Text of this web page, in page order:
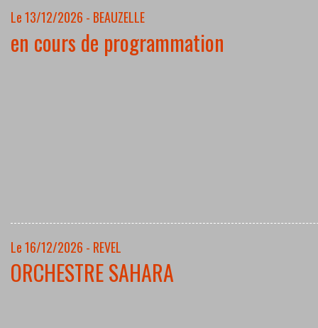
Le 13/12/2026 - BEAUZELLE
en cours de programmation
Le 16/12/2026 - REVEL
ORCHESTRE SAHARA